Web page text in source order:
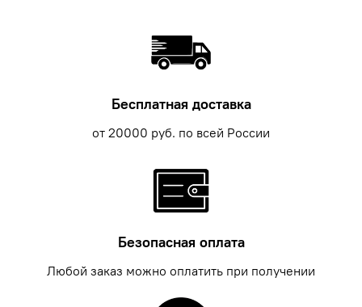
Бесплатная доставка
от 20000 руб. по всей России
Безопасная оплата
Любой заказ можно оплатить при получении